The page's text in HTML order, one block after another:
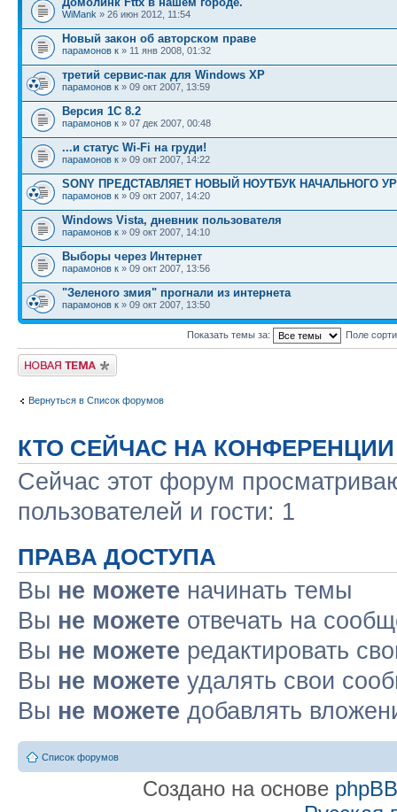
WiMank » 26 июн 2012, 11:54
Новый закон об авторском праве
парамонов к » 11 янв 2008, 01:32
третий сервис-пак для Windows ХР
парамонов к » 09 окт 2007, 13:59
Версия 1С 8.2
парамонов к » 07 дек 2007, 00:48
...и статус Wi-Fi на груди!
парамонов к » 09 окт 2007, 14:22
SONY ПРЕДСТАВЛЯЕТ НОВЫЙ НОУТБУК НАЧАЛЬНОГО
парамонов к » 09 окт 2007, 14:20
Windows Vista, дневник пользователя
парамонов к » 09 окт 2007, 14:10
Выборы через Интернет
парамонов к » 09 окт 2007, 13:56
"Зеленого змия" прогнали из интернета
парамонов к » 09 окт 2007, 13:50
Показать темы за: Поле
Новая тема
Вернуться в Список форумов
КТО СЕЙЧАС НА КОНФЕРЕНЦИИ
Сейчас этот форум
пользователей и гости: 1
ПРАВА ДОСТУПА
Вы не можете начинать темы
Вы не можете отвечать на
Вы не можете редактировать
Вы не можете удалять свои
Вы не можете добавлять
Список форумов
Создано на основе phpBB